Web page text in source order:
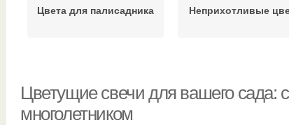
Цвета для палисадника Неприхотливые
Цветущие свечи для вашего сада:
многолетником